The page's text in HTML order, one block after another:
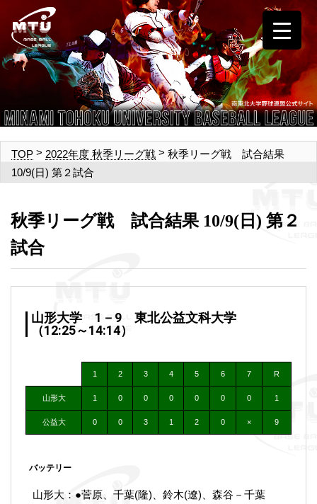
TOP > 2022年度 秋季リーグ戦 > 秋季リーグ戦 試合結果
10/9(日) 第２試合
秋季リーグ戦 試合結果 10/9(日) 第２
試合
山形大学 1－9 東北公益文科大学
（12:25～14:14）
1 2 3 4 5 6 7 R
山形大 1 0 0 0 0 0 0 1
公益大 0 0 3 1 2 0 × 9
バッテリー
山形大：●菅原、千葉(隆)、鈴木(遼)、森谷－千葉